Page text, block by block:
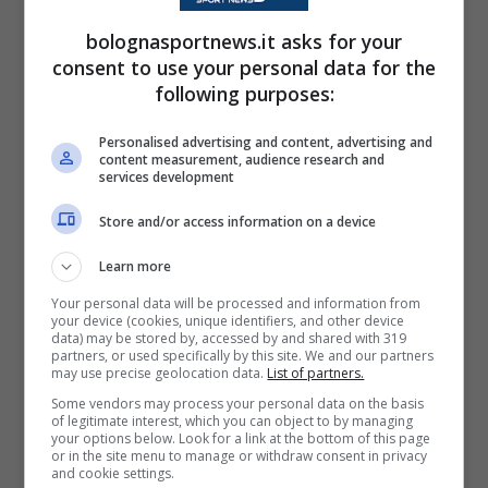
conseguenze fisiche. Lui e il copilotaJasper
Vermeulensono usciti dall’abitacolo illesi. Un
dettaglio che cambia completamente la
percezione dell’accaduto.
Oltre lo spavento: il ritorno alle
corse e il futuro
L'auto di Jos Verstappen
dopo l'incidente
pic.twitter.com/P6txyJJJkf
bolognasportnews.it asks for your
consent to use your personal data for the
following purposes:
Personalised advertising and content, advertising and
content measurement, audience research and
services development
Store and/or access information on a device
Learn more
Your personal data will be processed and information from
your device (cookies, unique identifiers, and other device
data) may be stored by, accessed by and shared with 319
partners, or used specifically by this site. We and our partners
may use precise geolocation data. List of partners.
Some vendors may process your personal data on the basis
of legitimate interest, which you can object to by managing
your options below. Look for a link at the bottom of this page
or in the site menu to manage or withdraw consent in privacy
and cookie settings.